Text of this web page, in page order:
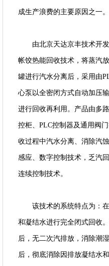
成生产浪费的主要原因之一。
由北京天达京丰技术开发
帐饺热能回收技术，将蒸汽
罐进行汽水分离后，采用由
心泵以全密闭方式自动加压
进行回收再利用。产品由多
控柜、PLC控制器及通用阀
收过程中汽水分离、消除汽
感应、数字控制技术，乏汽
连续控制技术。
该技术的系统特点为：在
和凝结水进行完全闭式回收
后，无二次汽排放，消除潮
后，彻底消除因排放凝结水